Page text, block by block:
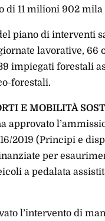
di 11 milioni 902
piano di interventi
lavorative,
impiegati forestali
forestali.
E MOBILITÀ
approvato
2019 (Principi e
per
a pedalata
l’intervento di